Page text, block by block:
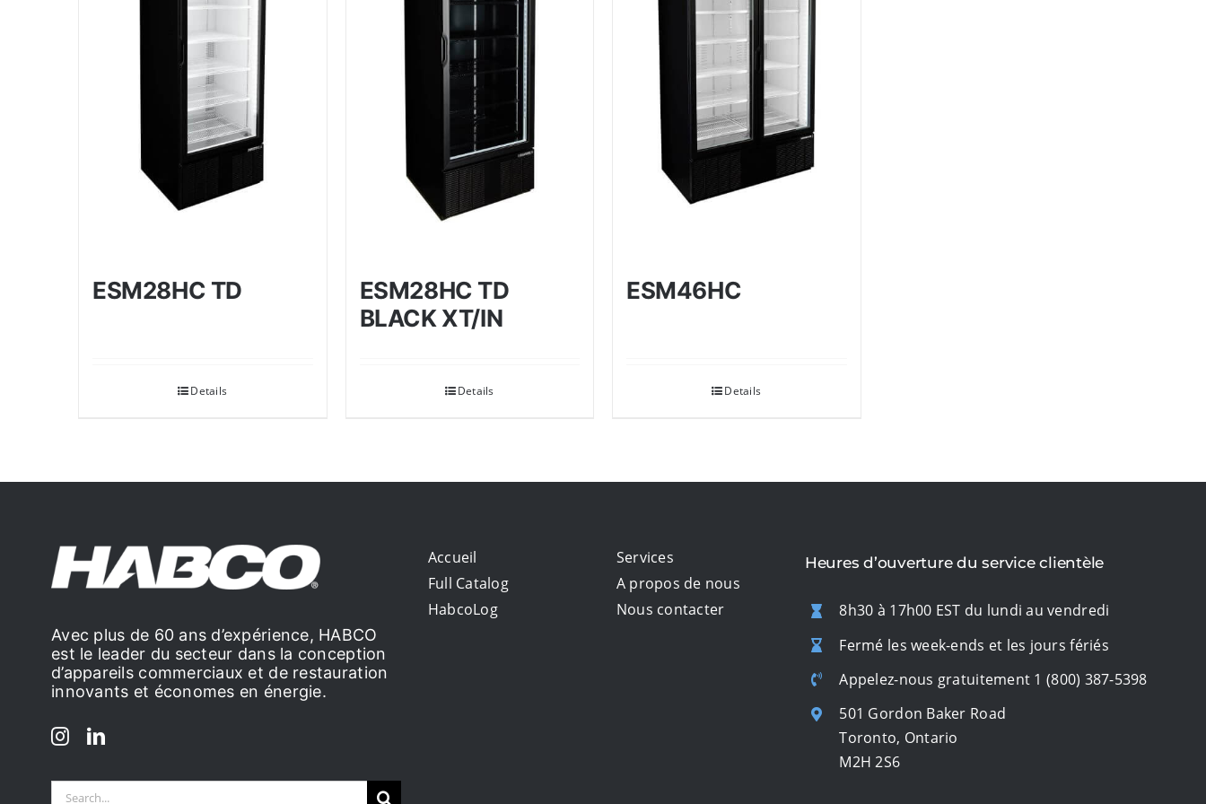
ESM28HC TD
Details
ESM28HC TD
BLACK XT/IN
Details
ESM46HC
Details
Avec plus de 60 ans d’expérience, HABCO
est le leader du secteur dans la conception
d’appareils commerciaux et de restauration
innovants et économes en énergie.
Search
Accueil
Full Catalog
HabcoLog
Services
A propos de nous
Nous contacter
Heures d’ouverture du service clientèle
8h30 à 17h00 EST du lundi au vendredi
Fermé les week-ends et les jours fériés
Appelez-nous gratuitement 1 (800) 387-5398
501 Gordon Baker Road
Toronto, Ontario
M2H 2S6